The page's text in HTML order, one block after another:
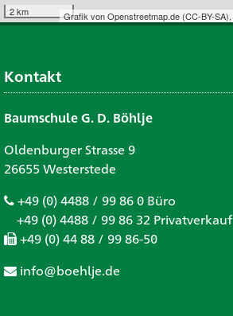
2 km Grafik vonOpenstreetmap.de (CC-BY-SA),
Kontakt
Baumschule G. D. Böhlje
Oldenburger Strasse 9
26655 Westerstede
+49 (0) 4488 / 99 86 0 Büro
+49 (0) 4488 / 99 86 32 Privatverkauf
+49 (0) 44 88 / 99 86-50
info@boehlje.de